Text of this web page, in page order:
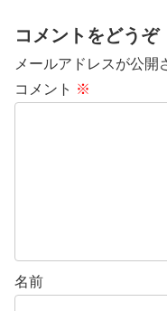
コメントをどうぞ
メールアドレスが公開
コメント ※
名前